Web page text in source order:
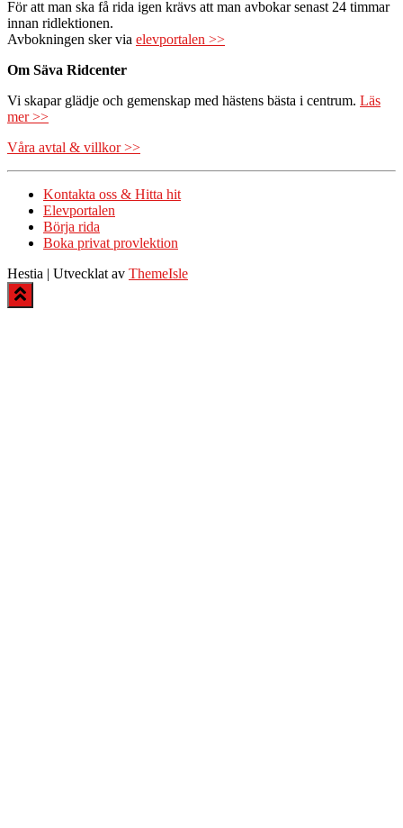
För att man ska få rida igen krävs att man avbokar senast 24 timmar
innan ridlektionen.
Avbokningen sker via elevportalen >>
Om Säva Ridcenter
Vi skapar glädje och gemenskap med hästens bästa i centrum. Läs
mer >>
Våra avtal & villkor >>
Kontakta oss & Hitta hit
Elevportalen
Börja rida
Boka privat provlektion
Hestia | Utvecklat av ThemeIsle